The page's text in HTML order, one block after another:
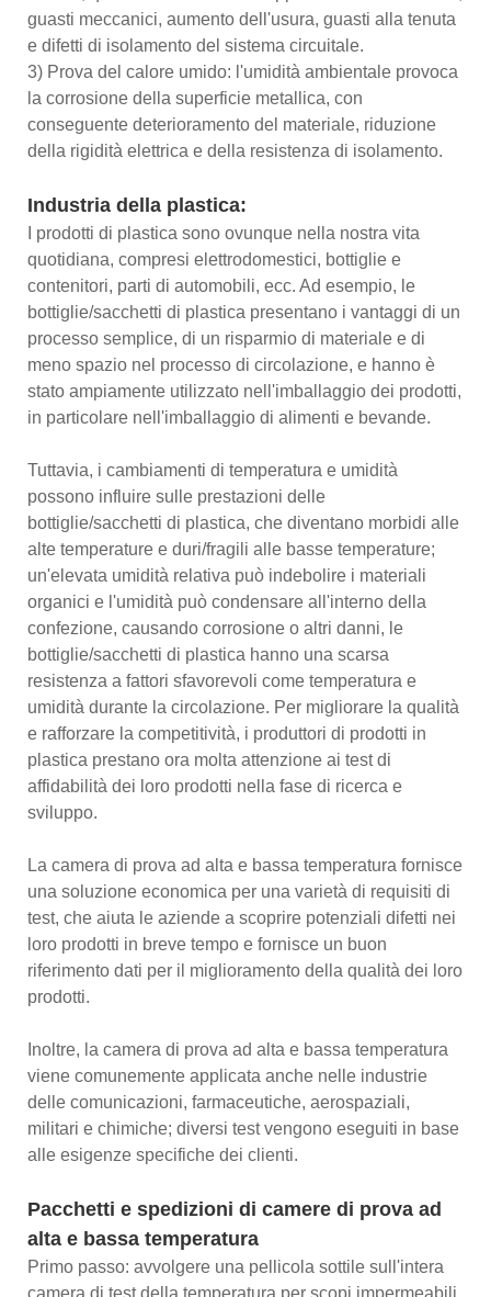
guasti meccanici, aumento dell'usura, guasti alla tenuta
e difetti di isolamento del sistema circuitale.
3) Prova del calore umido: l'umidità ambientale provoca
la corrosione della superficie metallica, con
conseguente deterioramento del materiale, riduzione
della rigidità elettrica e della resistenza di isolamento.
Industria della plastica:
I prodotti di plastica sono ovunque nella nostra vita
quotidiana, compresi elettrodomestici, bottiglie e
contenitori, parti di automobili, ecc. Ad esempio, le
bottiglie/sacchetti di plastica presentano i vantaggi di un
processo semplice, di un risparmio di materiale e di
meno spazio nel processo di circolazione, e hanno è
stato ampiamente utilizzato nell'imballaggio dei prodotti,
in particolare nell'imballaggio di alimenti e bevande.
Tuttavia, i cambiamenti di temperatura e umidità
possono influire sulle prestazioni delle
bottiglie/sacchetti di plastica, che diventano morbidi alle
alte temperature e duri/fragili alle basse temperature;
un'elevata umidità relativa può indebolire i materiali
organici e l'umidità può condensare all'interno della
confezione, causando corrosione o altri danni, le
bottiglie/sacchetti di plastica hanno una scarsa
resistenza a fattori sfavorevoli come temperatura e
umidità durante la circolazione. Per migliorare la qualità
e rafforzare la competitività, i produttori di prodotti in
plastica prestano ora molta attenzione ai test di
affidabilità dei loro prodotti nella fase di ricerca e
sviluppo.
La camera di prova ad alta e bassa temperatura fornisce
una soluzione economica per una varietà di requisiti di
test, che aiuta le aziende a scoprire potenziali difetti nei
loro prodotti in breve tempo e fornisce un buon
riferimento dati per il miglioramento della qualità dei loro
prodotti.
Inoltre, la camera di prova ad alta e bassa temperatura
viene comunemente applicata anche nelle industrie
delle comunicazioni, farmaceutiche, aerospaziali,
militari e chimiche; diversi test vengono eseguiti in base
alle esigenze specifiche dei clienti.
Pacchetti e spedizioni di camere di prova ad
alta e bassa temperatura
Primo passo: avvolgere una pellicola sottile sull'intera
camera di test della temperatura per scopi impermeabili